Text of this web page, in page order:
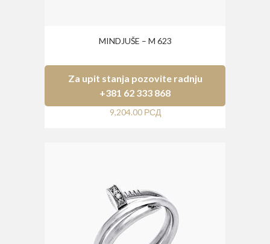
MINDJUŠE – M 623
Za upit stanja pozovite radnju
+381 62 333 868
9,204.00 РСД